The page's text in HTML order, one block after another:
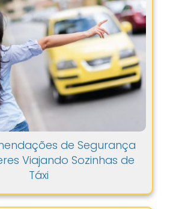
de Segurança
Viajando Sozinhas de
Táxi